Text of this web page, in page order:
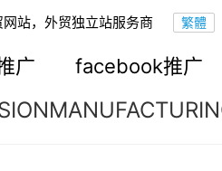
站，外贸独立站服务商
广 facebook推广
案例展示>B2B外贸独立站